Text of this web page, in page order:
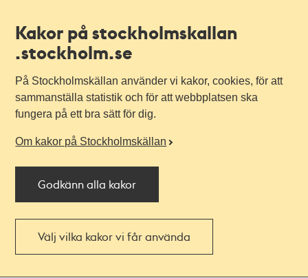
Kakor på stockholmskallan
.stockholm.se
På Stockholmskällan använder vi kakor, cookies, för att
sammanställa statistik och för att webbplatsen ska
fungera på ett bra sätt för dig.
Om kakor på Stockholmskällan
Godkänn alla kakor
Välj vilka kakor vi får använda